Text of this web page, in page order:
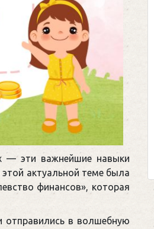
— эти важнейшие навыки
актуальной теме была
финансов», которая
отправились в волшебную